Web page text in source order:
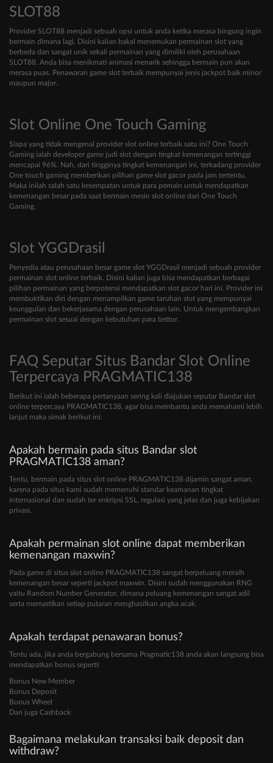
SLOT88
Provider SLOT88 menjadi sebuah opsi untuk anda ketika merasa bingung ingin
bermain dimana lagi. Disini kalian bakal menemukan permainan slot yang
berbeda dan sangat unik sekali permainan yang dimiliki oleh perusahaan
SLOT88. Anda bisa menikmati animasi menarik sehingga bermain pun akan
merasa puas. Penawaran game slot terbaik mempunyai jenis jackpot baik minor
maupun major.
Slot Online One Touch Gaming
Siapa yang tidak mengenal provider slot online terbaik satu ini? One Touch
Gaming ialah developer game judi slot dengan tingkat kemenangan tertinggi
mencapai 96%. Nah, dari tingginya tingkat kemenangan ini, terkadang provider
One touch gaming memberikan pilihan game slot gacor pada jam tertentu.
Maka inilah salah satu kesempatan untuk para pemain untuk mendapatkan
kemenangan besar pada saat bermain mesin slot online dari One Touch
Gaming.
Slot YGGDrasil
Penyedia atau perusahaan besar game slot YGGDrasil menjadi sebuah provider
permainan slot online terbaik. Disini kalian juga bisa mendapatkan berbagai
pilihan permainan yang berpotensi mendapatkan slot gacor hari ini. Provider ini
membuktikan diri dengan menampilkan game taruhan slot yang mempunyai
keunggulan dan bekerjasama dengan perusahaan lain. Untuk mengembangkan
permainan slot sesuai dengan kebutuhan para bettor.
FAQ Seputar Situs Bandar Slot Online
Terpercaya PRAGMATIC138
Berikut ini ialah beberapa pertanyaan sering kali diajukan seputar Bandar slot
online terpercaya PRAGMATIC138, agar bisa membantu anda memahami lebih
lanjut maka simak berikut ini:
Apakah bermain pada situs Bandar slot
PRAGMATIC138 aman?
Tentu, bermain pada situs slot online PRAGMATIC138 dijamin sangat aman,
karena pada situs kami sudah memenuhi standar keamanan tingkat
internasional dan sudah ter enkripsi SSL, regulasi yang jelas dan juga kebijakan
privasi.
Apakah permainan slot online dapat memberikan
kemenangan maxwin?
Pada game di situs slot online PRAGMATIC138 sangat berpeluang meraih
kemenangan besar seperti jackpot maxwin. Disini sudah menggunakan RNG
yaitu Random Number Generator, dimana peluang kemenangan sangat adil
serta memastikan setiap putaran menghasilkan angka acak.
Apakah terdapat penawaran bonus?
Tentu ada, jika anda bergabung bersama Pragmatic138 anda akan langsung bisa
mendapatkan bonus seperti:
Bonus New Member
Bonus Deposit
Bonus Wheel
Dan juga Cashback
Bagaimana melakukan transaksi baik deposit dan
withdraw?